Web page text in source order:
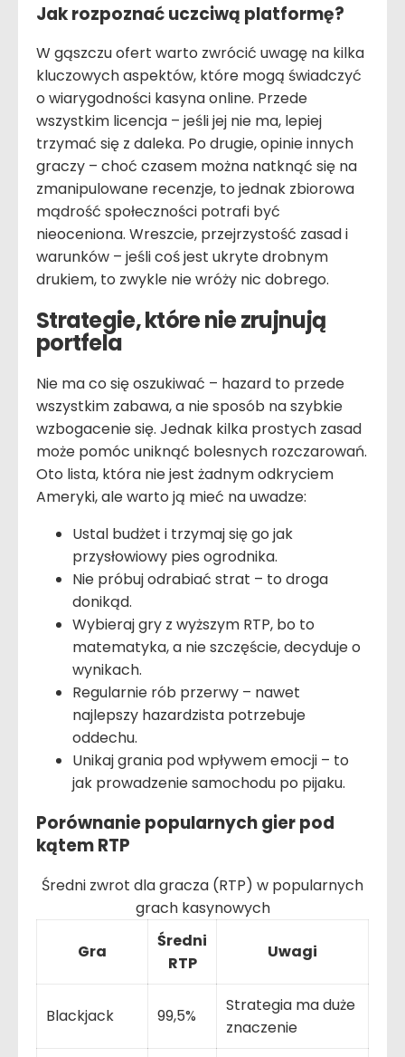
Jak rozpoznać uczciwą platformę?
W gąszczu ofert warto zwrócić uwagę na kilka
kluczowych aspektów, które mogą świadczyć
o wiarygodności kasyna online. Przede
wszystkim licencja – jeśli jej nie ma, lepiej
trzymać się z daleka. Po drugie, opinie innych
graczy – choć czasem można natknąć się na
zmanipulowane recenzje, to jednak zbiorowa
mądrość społeczności potrafi być
nieoceniona. Wreszcie, przejrzystość zasad i
warunków – jeśli coś jest ukryte drobnym
drukiem, to zwykle nie wróży nic dobrego.
Strategie, które nie zrujnują
portfela
Nie ma co się oszukiwać – hazard to przede
wszystkim zabawa, a nie sposób na szybkie
wzbogacenie się. Jednak kilka prostych zasad
może pomóc uniknąć bolesnych rozczarowań.
Oto lista, która nie jest żadnym odkryciem
Ameryki, ale warto ją mieć na uwadze:
Ustal budżet i trzymaj się go jak
przysłowiowy pies ogrodnika.
Nie próbuj odrabiać strat – to droga
donikąd.
Wybieraj gry z wyższym RTP, bo to
matematyka, a nie szczęście, decyduje o
wynikach.
Regularnie rób przerwy – nawet
najlepszy hazardzista potrzebuje
oddechu.
Unikaj grania pod wpływem emocji – to
jak prowadzenie samochodu po pijaku.
Porównanie popularnych gier pod
kątem RTP
Średni zwrot dla gracza (RTP) w popularnych
grach kasynowych
Gra
Średni
RTP
Uwagi
Blackjack 99,5%
Strategia ma duże
znaczenie